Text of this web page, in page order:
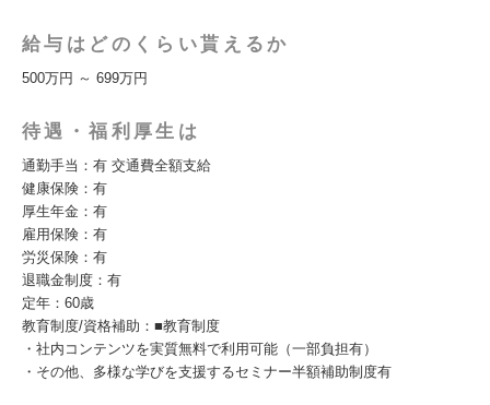
給与はどのくらい貰えるか
500万円 ～ 699万円
待遇・福利厚生は
通勤手当：有 交通費全額支給
健康保険：有
厚生年金：有
雇用保険：有
労災保険：有
退職金制度：有
定年：60歳
教育制度/資格補助：■教育制度
・社内コンテンツを実質無料で利用可能（一部負担有）
・その他、多様な学びを支援するセミナー半額補助制度有